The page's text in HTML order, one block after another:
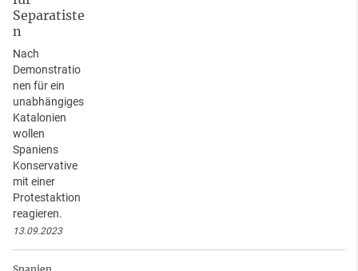
Separatiste
n
Nach
Demonstratio
nen für ein
unabhängiges
Katalonien
wollen
Spaniens
Konservative
mit einer
Protestaktion
reagieren.
13.09.2023